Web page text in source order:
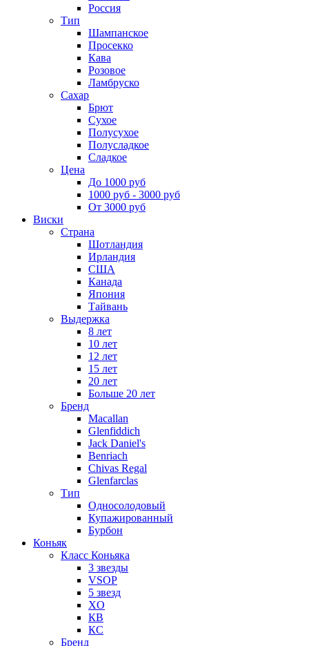
Россия
Тип
Шампанское
Просекко
Кава
Розовое
Ламбруско
Сахар
Брют
Сухое
Полусухое
Полусладкое
Сладкое
Цена
До 1000 руб
1000 руб - 3000 руб
От 3000 руб
Виски
Страна
Шотландия
Ирландия
США
Канада
Япония
Тайвань
Выдержка
8 лет
10 лет
12 лет
15 лет
20 лет
Больше 20 лет
Бренд
Macallan
Glenfiddich
Jack Daniel's
Benriach
Chivas Regal
Glenfarclas
Тип
Односолодовый
Купажированный
Бурбон
Коньяк
Класс Коньяка
3 звезды
VSOP
5 звезд
XO
КВ
КС
Бренд